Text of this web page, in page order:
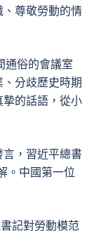
尊敬勞動的情
通俗的會議室
分歧歷史時期
摯的話語，從小
，習近平總書
。中國第一位
記對勞動模范